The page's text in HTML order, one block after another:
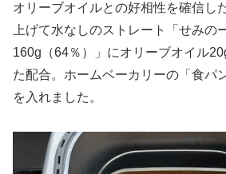
オリーブオイルとの好相性を確信し
上げて水なしのストレート「せみの
160g（64％）」にオリーブオイル
た配合。ホームベーカリーの「食パ
を入れました。